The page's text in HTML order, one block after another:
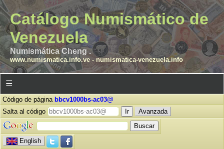
Catálogo Numismático de
Venezuela
Numismática Cheng .
www.numismatica.info.ve- numismatica-venezuela.info
☰
Código de página bbcv1000bs-ac03@
Salta al código
Avanzada
English